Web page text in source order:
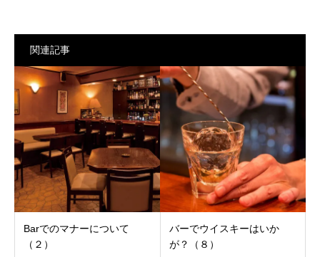
関連記事
Barでのマナーについて
（２）
バーでウイスキーはいか
が？（８）